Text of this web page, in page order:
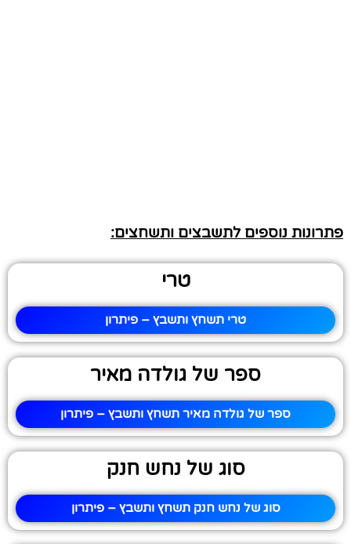
פתרונות נוספים לתשבצים ותשחצים:
טרי
טרי תשחץ ותשבץ – פיתרון
ספר של גולדה מאיר
ספר של גולדה מאיר תשחץ ותשבץ – פיתרון
סוג של נחש חנק
סוג של נחש חנק תשחץ ותשבץ – פיתרון